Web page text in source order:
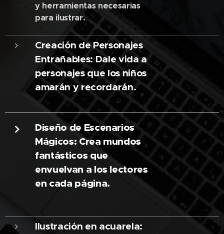
y herramientas necesarias
para ilustrar.
Creación de Personajes
Entrañables: Dale vida a
personajes que los niños
amarán y recordarán.
Diseño de Escenarios
Mágicos: Crea mundos
fantásticos que
envuelvan a los lectores
en cada página.
Ilustración en acuarela: